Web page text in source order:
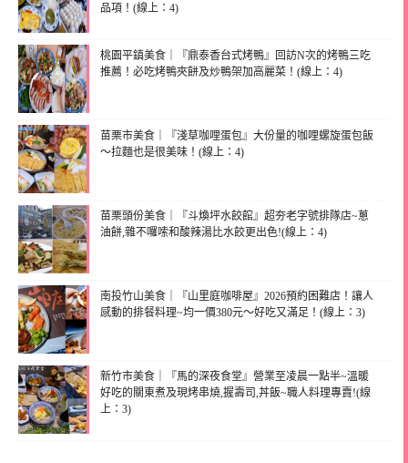
品項！(線上：4)
桃園平鎮美食｜『鼎泰香台式烤鴨』回訪N次的烤鴨三吃
推薦！必吃烤鴨夾餅及炒鴨架加高麗菜！(線上：4)
苗栗市美食｜『淺草咖哩蛋包』大份量的咖哩螺旋蛋包飯
～拉麵也是很美味！(線上：4)
苗栗頭份美食｜『斗煥坪水餃館』超夯老字號排隊店~蔥
油餅,雜不囉嗦和酸辣湯比水餃更出色!(線上：4)
南投竹山美食｜『山里庭咖啡屋』2026預約困難店！讓人
感動的排餐料理~均一價380元～好吃又滿足！(線上：3)
新竹市美食｜『馬的深夜食堂』營業至凌晨一點半~溫暖
好吃的關東煮及現烤串燒,握壽司,丼飯~職人料理專賣!(線
上：3)